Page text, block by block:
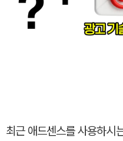
최근 애드센스를 사용하시